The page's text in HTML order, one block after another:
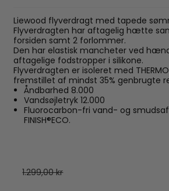
Liewood flyverdragt med tapede
Flyverdragten har aftagelig hætte
forsiden samt 2 forlommer.
Den har elastisk mancheter ved
aftagelige fodstropper i silikone.
Flyverdragten er isoleret med
fremstillet af mindst 35% genbrugte
Åndbarhed 8.000
Vandsøjletryk 12.000
Fluorocarbon-fri vand- og
FINISH®ECO.
1.299,00 kr